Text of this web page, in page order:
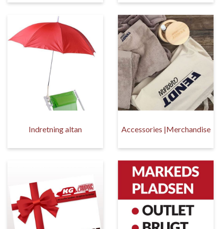
Indretning altan Accessories |Merchandise